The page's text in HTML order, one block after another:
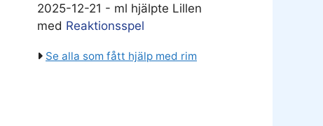
2025-12-21 - ml hjälpte Lillen
med Reaktionsspel
Se alla som fått hjälp med rim